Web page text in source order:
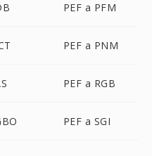
PEF a PFM
PEF a PNM
PEF a RGB
PEF a SGI